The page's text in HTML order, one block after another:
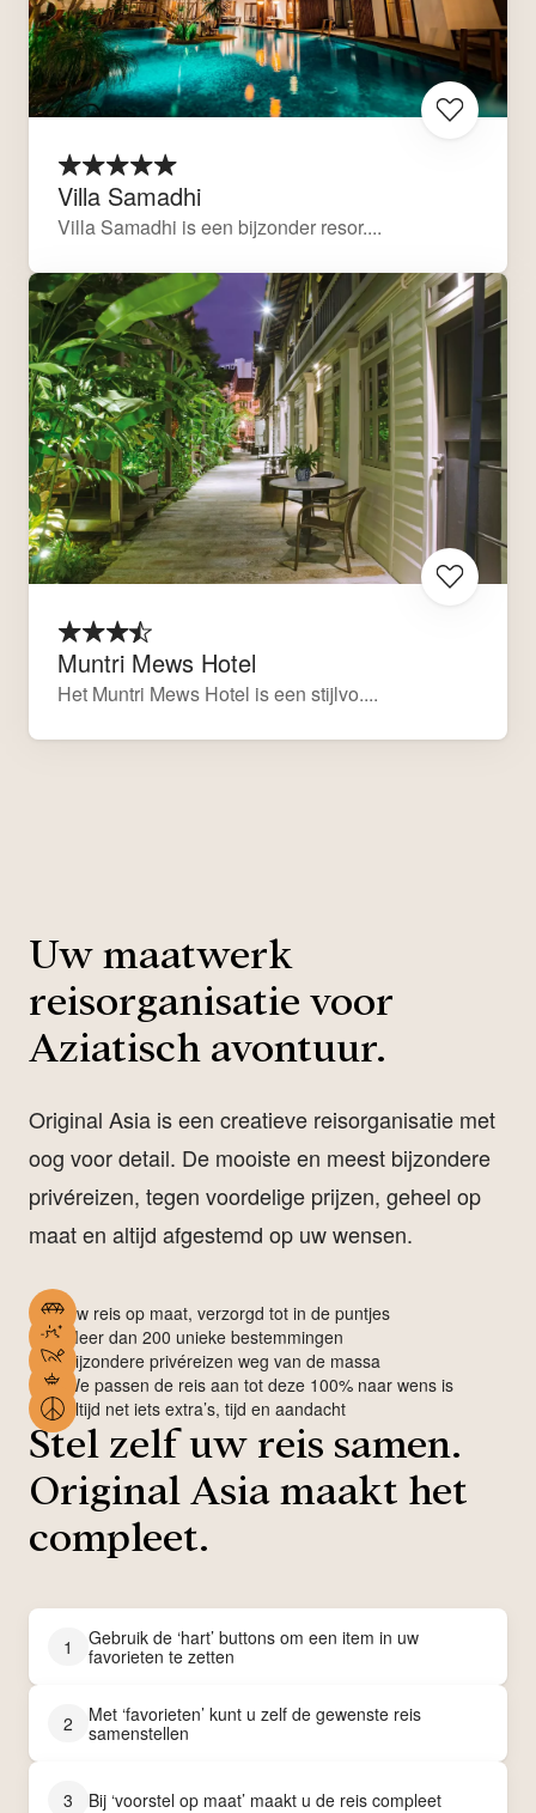
Villa Samadhi
Villa Samadhi is een bijzonder resor....
Muntri Mews Hotel
Het Muntri Mews Hotel is een stijlvo....
Uw maatwerk
reisorganisatie voor
Aziatisch avontuur.
Original Asia is een creatieve reisorganisatie met
oog voor detail. De mooiste en meest bijzondere
privéreizen, tegen voordelige prijzen, geheel op
maat en altijd afgestemd op uw wensen.
Uw reis op maat, verzorgd tot in de puntjes
Meer dan 200 unieke bestemmingen
Bijzondere privéreizen weg van de massa
We passen de reis aan tot deze 100% naar wens is
Altijd net iets extra’s, tijd en aandacht
Stel zelf uw reis samen.
Original Asia maakt het
compleet.
1
Gebruik de ‘hart’ buttons om een item in uw
favorieten te zetten
2
Met ‘favorieten’ kunt u zelf de gewenste reis
samenstellen
3 Bij ‘voorstel op maat’ maakt u de reis compleet